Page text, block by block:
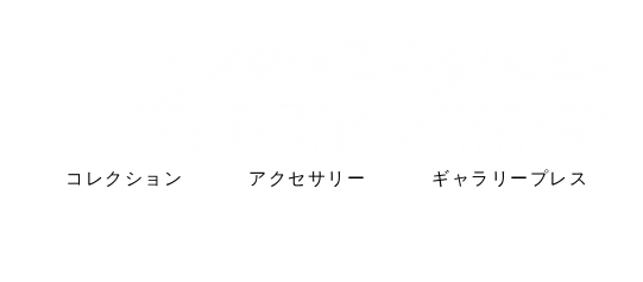
コレクション アクセサリー ギャラリープレス